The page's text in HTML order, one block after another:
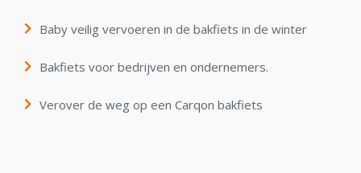
Baby veilig vervoeren in de bakfiets in de winter
Bakfiets voor bedrijven en ondernemers.
Verover de weg op een Carqon bakfiets